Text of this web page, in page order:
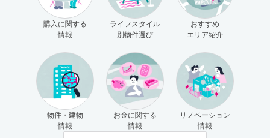
購入に関する
情報
ライフスタイル
別物件選び
おすすめ
エリア紹介
物件・建物
情報
お金に関する
情報
リノベーション
情報